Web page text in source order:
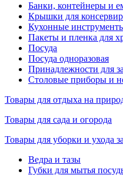
Банки, контейнеры и
Крышки для
Кухонные
Пакеты и пленка для
Посуда
Посуда одноразовая
Принадлежности для
Столовые приборы и
Товары для отдыха на
Товары для сада и огорода
Товары для уборки и ухода
Ведра и тазы
Губки для мытья